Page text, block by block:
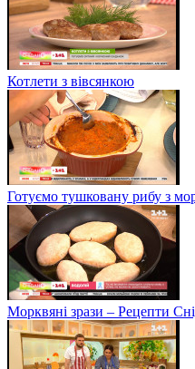
Котлети з вівсянкою
Готуємо тушковану рибу з
Морквяні зрази – Рецепти